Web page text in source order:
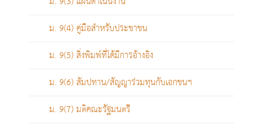
ม. 9(4) คู่มือสำหรับประชาชน
ม. 9(5) สิ่งพิมพ์ที่ได้มีการอ้างอิง
ม. 9(6) สัมปทาน/สัญญาร่วมทุนกับเอกชนฯ
ม. 9(7) มติคณะรัฐมนตรี